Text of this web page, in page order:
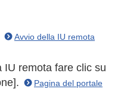
Avvio della IU remota
IU remota fare clic su
Pagina del portale